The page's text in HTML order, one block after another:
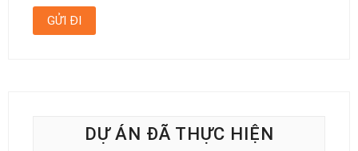
DỰ ÁN ĐÃ THỰC HIỆN